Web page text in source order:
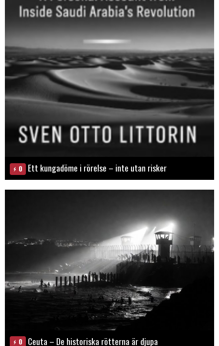
0 Ett kungadöme i rörelse – inte utan risker
0 Ceuta – De historiska rötterna är djupa